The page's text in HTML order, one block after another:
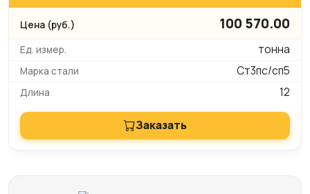
100 570.00
тонна
Ст3пс/сп5
12
Заказать